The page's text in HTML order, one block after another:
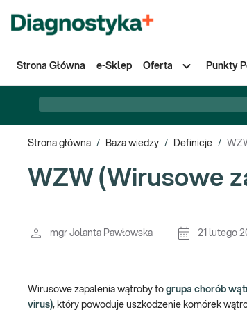
Strona Główna e-Sklep Oferta Punkty
Strona główna / Baza wiedzy / Definicje /
WZW (Wirusowe
mgr Jolanta Pawłowska 21 lutego
Wirusowe zapalenia wątroby to grupa chorób
virus), który powoduje uszkodzenie komórek